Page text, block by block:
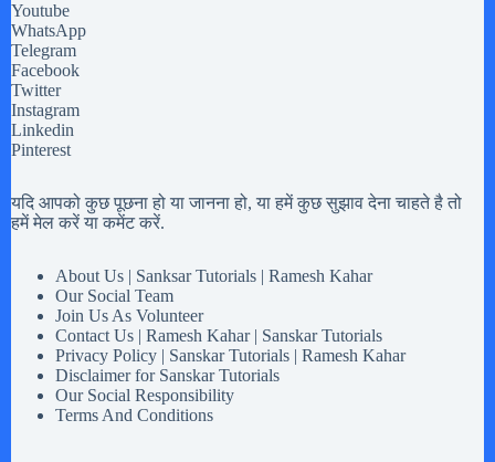
Youtube
WhatsApp
Telegram
Facebook
Twitter
Instagram
Linkedin
Pinterest
यदि आपको कुछ पूछना हो या जानना हो, या हमें कुछ सुझाव देना चाहते है तो
हमें मेल करें या कमेंट करें.
About Us | Sanksar Tutorials | Ramesh Kahar
Our Social Team
Join Us As Volunteer
Contact Us | Ramesh Kahar | Sanskar Tutorials
Privacy Policy | Sanskar Tutorials | Ramesh Kahar
Disclaimer for Sanskar Tutorials
Our Social Responsibility
Terms And Conditions